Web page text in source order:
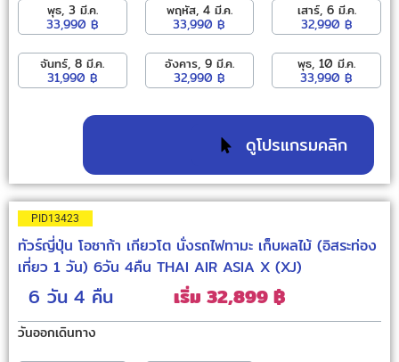
พุธ, 3 มี.ค.
33,990 ฿
พฤหัส, 4 มี.ค.
33,990 ฿
เสาร์, 6 มี.ค.
32,990 ฿
จันทร์, 8 มี.ค.
31,990 ฿
อังคาร, 9 มี.ค.
32,990 ฿
พุธ, 10 มี.ค.
33,990 ฿
ดูโปรแกรมคลิก
PID13423
ทัวร์ญี่ปุ่น โอซาก้า เกียวโต นั่งรถไฟทามะ เก็บผลไม้ (อิสระท่อง
เที่ยว 1 วัน) 6วัน 4คืน THAI AIR ASIA X (XJ)
6 วัน 4 คืน เริ่ม 32,899 ฿
วันออกเดินทาง